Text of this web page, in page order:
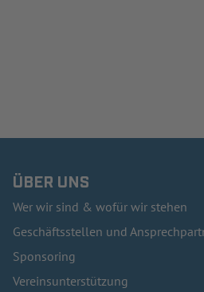
ÜBER UNS
Wer wir sind & wofür wir stehen
Geschäftsstellen und
Sponsoring
Vereinsunterstützung